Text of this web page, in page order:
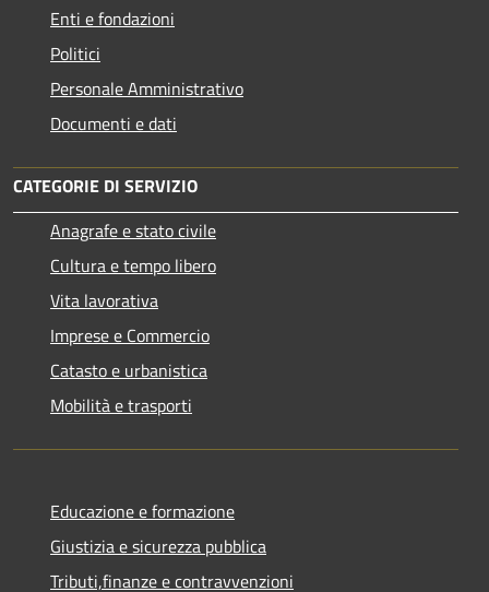
Enti e fondazioni
Politici
Personale Amministrativo
Documenti e dati
CATEGORIE DI SERVIZIO
Anagrafe e stato civile
Cultura e tempo libero
Vita lavorativa
Imprese e Commercio
Catasto e urbanistica
Mobilità e trasporti
Educazione e formazione
Giustizia e sicurezza pubblica
Tributi,finanze e contravvenzioni